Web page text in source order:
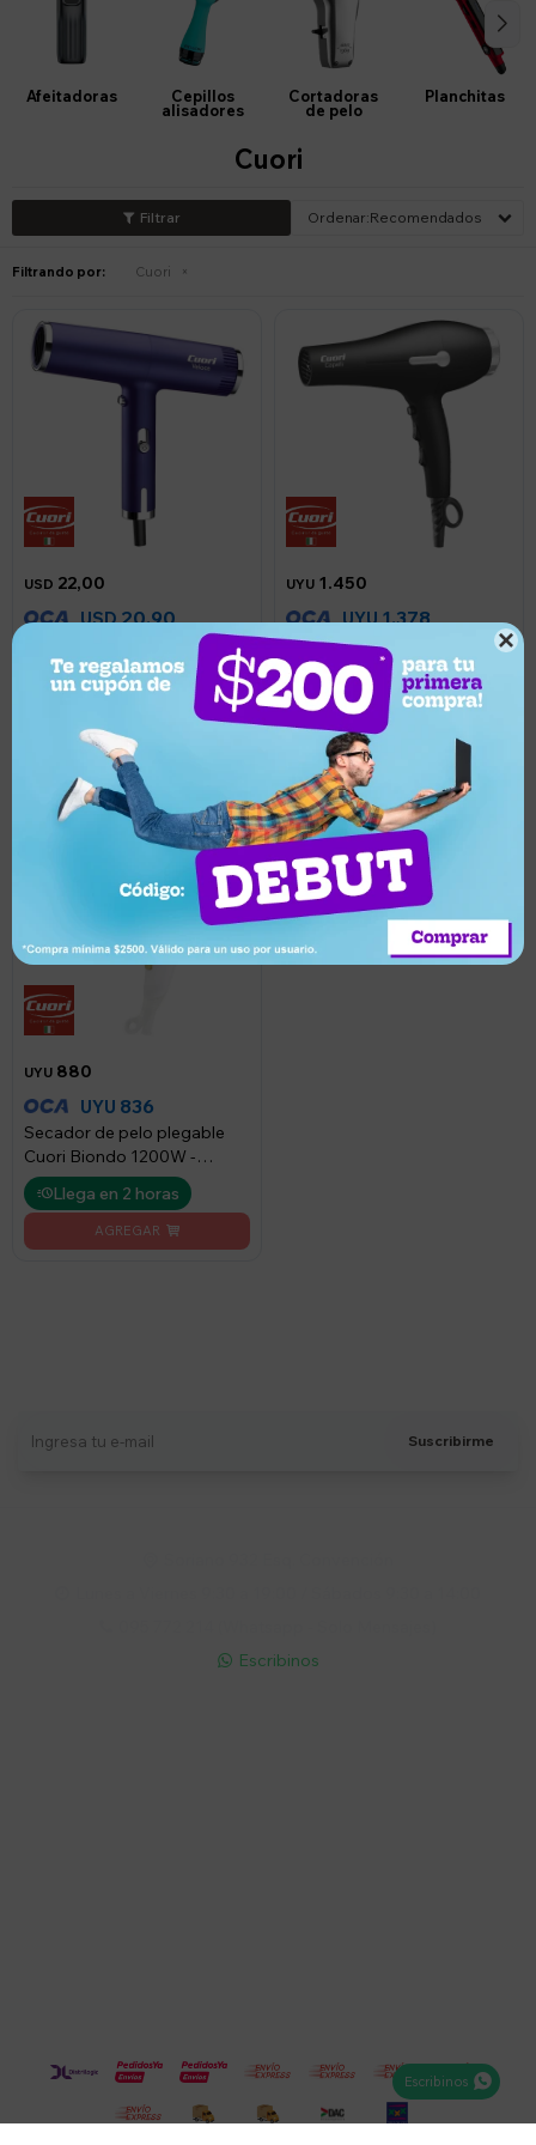

Afeitadoras Cepillos
alisadores
Cortadoras
de pelo
Planchitas
Cuori
Recomendados
Filtrando por: Cuori
USD 22,00
USD20,90
Secador de pelo Cuori
Veloce 1000W - Violeta
UYU 1.450
UYU1.378
Secador de pelo Cuori
Capelli con función iónica
2200W - Negro
Llega en 2 horas
UYU 880
UYU 836
Secador de pelo plegable
Cuori Biondo 1200W -
Blanco
Llega en 2 horas
Suscribirme
 Escribinos
Escribinos